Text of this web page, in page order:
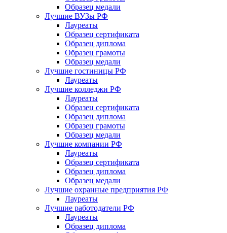
Образец медали
Лучшие ВУЗы РФ
Лауреаты
Образец сертификата
Образец диплома
Образец грамоты
Образец медали
Лучшие гостиницы РФ
Лауреаты
Лучшие колледжи РФ
Лауреаты
Образец сертификата
Образец диплома
Образец грамоты
Образец медали
Лучшие компании РФ
Лауреаты
Образец сертификата
Образец диплома
Образец медали
Лучшие охранные предприятия РФ
Лауреаты
Лучшие работодатели РФ
Лауреаты
Образец диплома